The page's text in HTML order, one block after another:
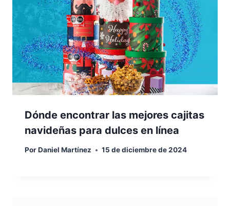
Dónde encontrar las mejores cajitas
navideñas para dulces en línea
PorDaniel Martínez 15 de diciembre de 2024